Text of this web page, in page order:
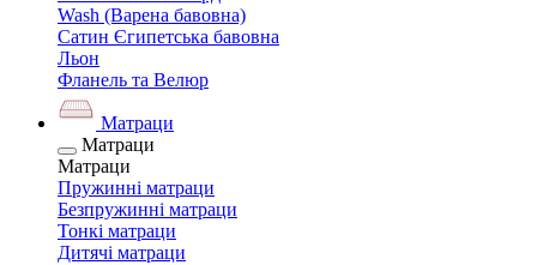
Wash (Варена бавовна)
Сатин Єгипетська бавовна
Льон
Фланель та Велюр
Матраци
Матраци
Матраци
Пружинні матраци
Безпружинні матраци
Тонкі матраци
Дитячі матраци